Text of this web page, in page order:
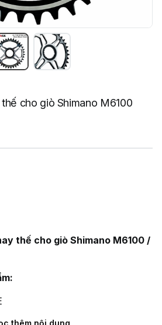
cho giò Shimano M6100
thế cho giò Shimano M6100 /
thêm nội dung